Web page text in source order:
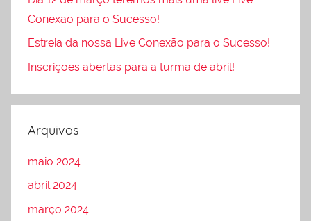
Conexão para o Sucesso!
Estreia da nossa Live Conexão para o Sucesso!
Inscrições abertas para a turma de abril!
Arquivos
maio 2024
abril 2024
março 2024